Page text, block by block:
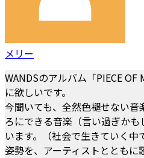
メリー
WANDSのアルバム「PIECE
に欲しいです。
今聞いても、全然色褪せない音
ろにできる音楽（言い過ぎか
います。（社会で生きていく中
姿勢を、アーティストとともに